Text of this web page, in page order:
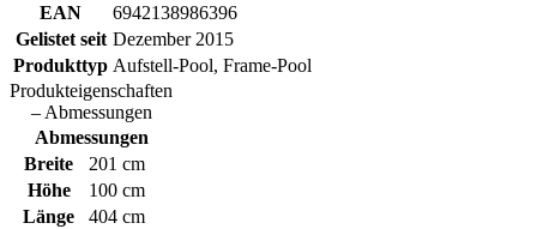
EAN
6942138986396
Gelistet seit Dezember 2015
Produkttyp Aufstell-Pool, Frame-Pool
Produkteigenschaften
– Abmessungen
Abmessungen
Breite
201 cm
Höhe
100 cm
Länge
404 cm